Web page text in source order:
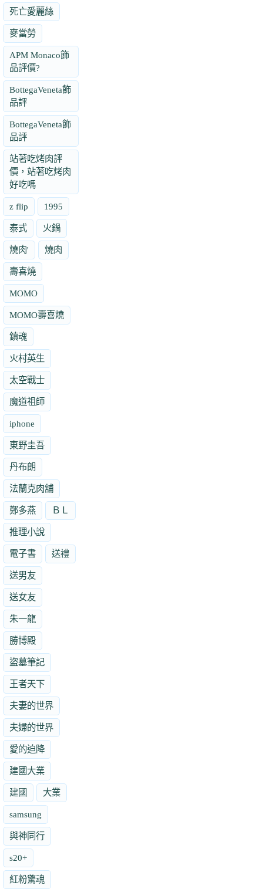
死亡愛麗絲
麥當勞
APM Monaco飾
品評價?
BottegaVeneta飾
品評
BottegaVeneta飾
品評
站著吃烤肉評
價，站著吃烤肉
好吃嗎
z flip 1995
泰式 火鍋
燒肉' 燒肉
壽喜燒
MOMO
MOMO壽喜燒
鎮魂
火村英生
太空戰士
魔道祖師
iphone
東野圭吾
丹布朗
法蘭克肉舖
鄭多燕 ＢＬ
推理小說
電子書 送禮
送男友
送女友
朱一龍
勝博殿
盜墓筆記
王者天下
夫妻的世界
夫婦的世界
愛的迫降
建國大業
建國 大業
samsung
與神同行
s20+
紅粉驚魂